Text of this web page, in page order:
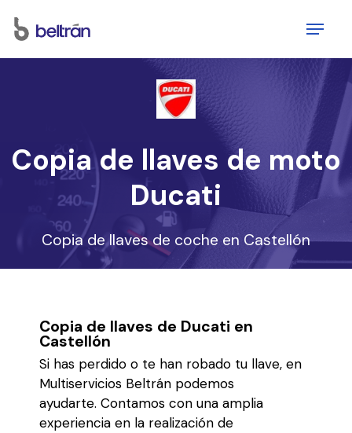
Menu
Copia de llaves de moto
Ducati
Copia de llaves de coche en Castellón
Copia de llaves de Ducati en
Castellón
Si has perdido o te han robado tu llave, en
Multiservicios Beltrán podemos
ayudarte. Contamos con una amplia
experiencia en la realización de